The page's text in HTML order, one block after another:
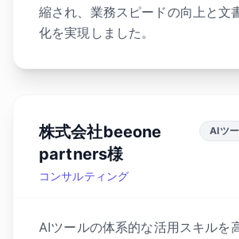
縮され、業務スピードの向上と文
化を実現しました。
株式会社beeone
partners様
コンサルティング
AIツ
AIツールの体系的な活用スキルを